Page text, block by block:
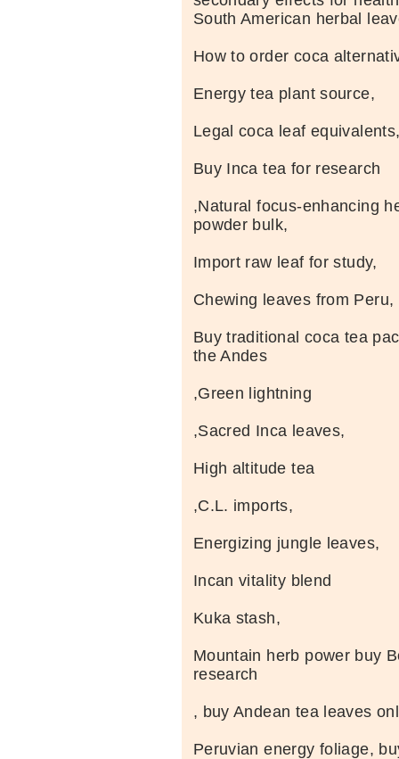
South American herbal
How to order coca
Energy tea plant source,
Legal coca leaf
Buy Inca tea for research
,Natural focus-enhancing
powder bulk,
Import raw leaf for study,
Chewing leaves from Peru,
Buy traditional coca tea
the Andes
,Green lightning
,Sacred Inca leaves,
High altitude tea
,C.L. imports,
Energizing jungle leaves,
Incan vitality blend
Kuka stash,
Mountain herb power buy
research
, buy Andean tea leaves
Peruvian energy foliage,